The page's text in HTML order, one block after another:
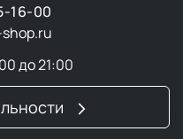
16-00
до 21:00